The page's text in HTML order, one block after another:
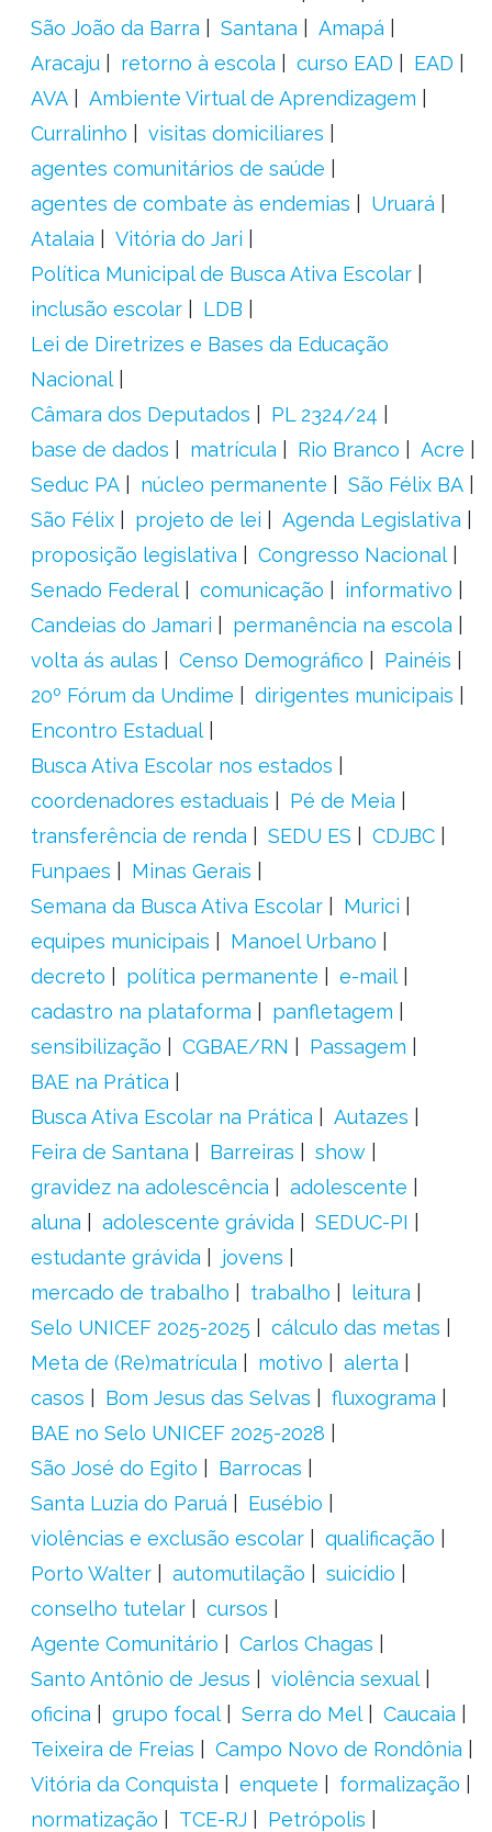
São João da Barra
Santana
Amapá
Aracaju
retorno à escola curso EAD
EAD
AVA
Ambiente Virtual de Aprendizagem
Curralinho
visitas domiciliares
agentes comunitários de saúde
agentes de combate às endemias
Uruará
Atalaia
Vitória do Jari
Política Municipal de Busca Ativa Escolar
inclusão escolar
LDB
Lei de Diretrizes e Bases da Educação
Nacional
Câmara dos Deputados
PL 2324/24
base de dados
matrícula Rio Branco
Acre
Seduc PA
núcleo permanente
São Félix BA
São Félix
projeto de lei
Agenda Legislativa
proposição legislativa
Congresso Nacional
Senado Federal
comunicação
informativo
Candeias do Jamari
permanência na escola
volta ás aulas
Censo Demográfico
Painéis
20º Fórum da Undime
dirigentes municipais
Encontro Estadual
Busca Ativa Escolar nos estados
coordenadores estaduais
Pé de Meia
transferência de renda
SEDU ES
CDJBC
Funpaes
Minas Gerais
Semana da Busca Ativa Escolar
Murici
equipes municipais
Manoel Urbano
decreto
política permanente
e-mail
cadastro na plataforma
panfletagem
sensibilização
CGBAE/RN
Passagem
BAE na Prática
Busca Ativa Escolar na Prática
Autazes
Feira de Santana
Barreiras
show
gravidez na adolescência
adolescente
aluna
adolescente grávida
SEDUC-PI
estudante grávida
jovens
mercado de trabalho
trabalho
leitura
Selo UNICEF 2025-2025
cálculo das metas
Meta de (Re)matrícula
motivo
alerta
casos
Bom Jesus das Selvas
fluxograma
BAE no Selo UNICEF 2025-2028
São José do Egito
Barrocas
Santa Luzia do Paruá
Eusébio
violências e exclusão escolar
qualificação
Porto Walter
automutilação
suicídio
conselho tutelar
cursos
Agente Comunitário
Carlos Chagas
Santo Antônio de Jesus
violência sexual
oficina
grupo focal Serra do Mel
Caucaia
Teixeira de Freias
Campo Novo de Rondônia
Vitória da Conquista
enquete
formalização
normatização
TCE-RJ
Petrópolis